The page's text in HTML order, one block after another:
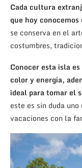
Cada cultura
que hoy
se conserva en el
costumbres,
Conocer esta isla
color y energía,
ideal para tomar el
este es sin duda
vacaciones con la